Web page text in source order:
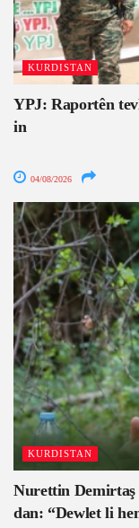
KURDISTAN
YPJ: Raportên
in
04/08/2026
KURDISTAN
Nurettin Demirtaş
dan: “Dewlet li